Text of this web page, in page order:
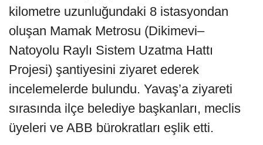
kilometre uzunluğundaki 8 istasyondan
oluşan Mamak Metrosu (Dikimevi–
Natoyolu Raylı Sistem Uzatma Hattı
Projesi) şantiyesini ziyaret ederek
incelemelerde bulundu. Yavaş’a ziyareti
sırasında ilçe belediye başkanları, meclis
üyeleri ve ABB bürokratları eşlik etti.